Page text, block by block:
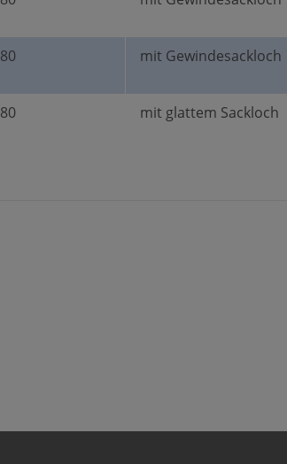
80 mit Gewindesackloch
80 mit glattem Sackloch